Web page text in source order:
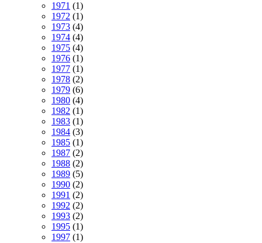
1971 (1)
1972 (1)
1973 (4)
1974 (4)
1975 (4)
1976 (1)
1977 (1)
1978 (2)
1979 (6)
1980 (4)
1982 (1)
1983 (1)
1984 (3)
1985 (1)
1987 (2)
1988 (2)
1989 (5)
1990 (2)
1991 (2)
1992 (2)
1993 (2)
1995 (1)
1997 (1)